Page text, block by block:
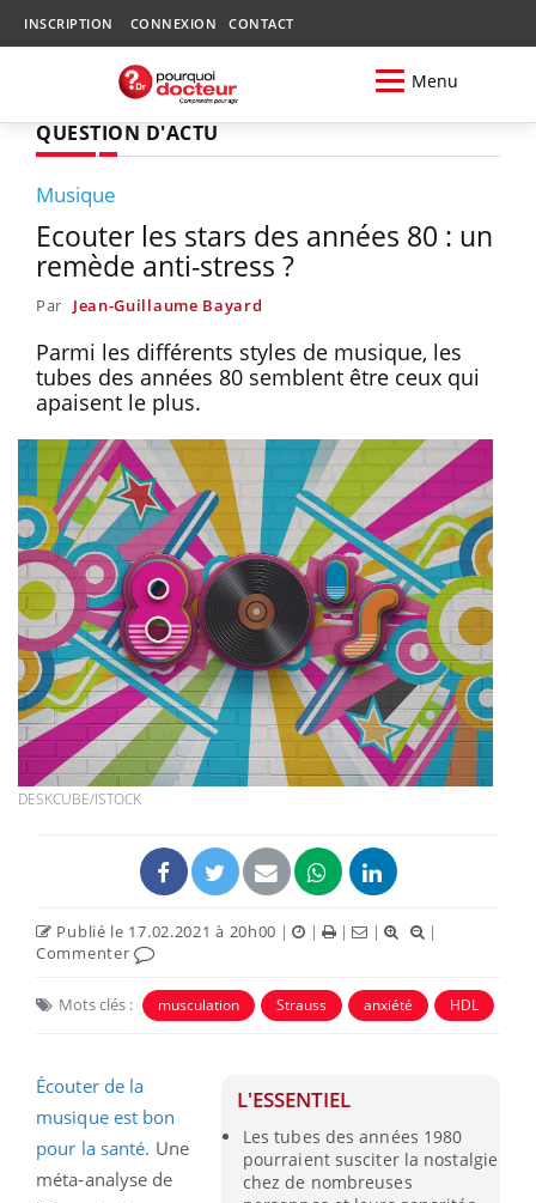
INSCRIPTION CONNEXION CONTACT
Menu
QUESTION D'ACTU
Musique
Ecouter les stars des années 80 : un
remède anti-stress ?
Par Jean-Guillaume Bayard
Parmi les différents styles de musique, les
tubes des années 80 semblent être ceux qui
apaisent le plus.
DESKCUBE/ISTOCK
Publié le 17.02.2021 à 20h00 | | | |
|
Commenter
Mots clés : musculation Strauss anxiété HDL
L'ESSENTIEL
Les tubes des années 1980
pourraient susciter la nostalgie
chez de nombreuses
Écouter de la
musique est bon
pour la santé. Une
méta-analyse de